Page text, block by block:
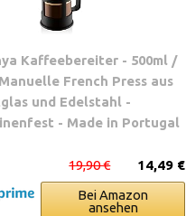
Kaffeebereiter - 500ml /
French Press aus
und Edelstahl -
- Made in Portugal
14,49 €
19,90 €
Bei Amazon
ansehen